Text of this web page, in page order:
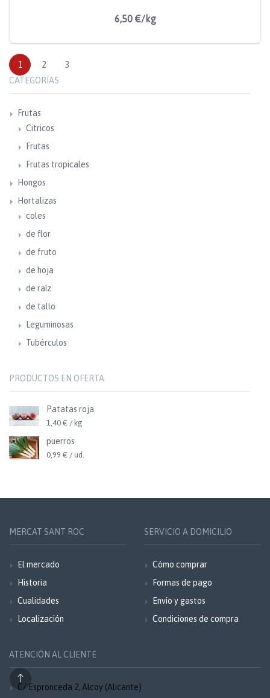
6,50 €/kg
1 2
3
CATEGORÍAS
Frutas
Citricos
Frutas
Frutas tropicales
Hongos
Hortalizas
coles
de flor
de fruto
de hoja
de raíz
de tallo
Leguminosas
Tubérculos
PRODUCTOS EN OFERTA
Patatas roja
1,40 € / kg
puerros
0,99 € / ud.
MERCAT SANT ROC
El mercado
Historia
Cualidades
Localización
SERVICIO A DOMICILIO
Cómo comprar
Formas de pago
Envío y gastos
Condiciones de compra
ATENCIÓN AL CLIENTE
C/ Espronceda 2, Alcoy (Alicante)